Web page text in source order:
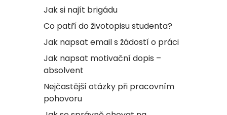
Jak si najít brigádu
Co patří do životopisu studenta?
Jak napsat email s žádostí o práci
Jak napsat motivační dopis –
absolvent
Nejčastější otázky při pracovním
pohovoru